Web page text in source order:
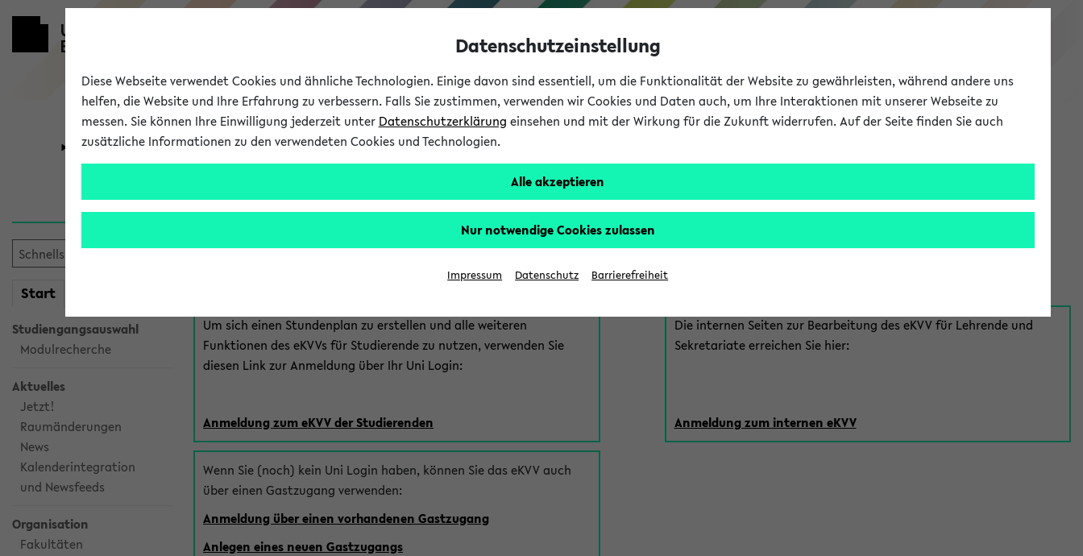
eKVV
Universität Forschung Studium
Start
Studiengangsauswahl
Modulrecherche
Aktuelles
Jetzt!
Raumänderungen
News
Kalenderintegration
und Newsfeeds
Organisation
Fakultäten
Anmeldung am eKVV
Es gibt mehrere Möglichkeiten zur Anmeldung am eKVV. Bitte wählen Sie die für Sie richtige aus:
Um sich einen Stundenplan zu erstellen und alle weiteren
Funktionen des eKVVs für Studierende zu nutzen, verwenden Sie
diesen Link zur Anmeldung über Ihr Uni Login:
Anmeldung zum eKVV der Studierenden
Wenn Sie (noch) kein Uni Login haben, können Sie das eKVV auch
über einen Gastzugang verwenden:
Anmeldung über einen vorhandenen Gastzugang
Anlegen eines neuen Gastzugangs
eKVV für Mitarbeiter*innen
Die internen Seiten zur Bearbeitung des eKVV für Lehrende und
Sekretariate erreichen Sie hier:
Anmeldung zum internen eKVV
Datenschutzeinstellung
Diese Webseite verwendet Cookies und ähnliche Technologien. Einige davon sind essentiell, um die Funktionalität der Website zu gewährleisten, während andere uns
helfen, die Website und Ihre Erfahrung zu verbessern. Falls Sie zustimmen, verwenden wir Cookies und Daten auch, um Ihre Interaktionen mit unserer Webseite zu
messen. Sie können Ihre Einwilligung jederzeit unter Datenschutzerklärung einsehen und mit der Wirkung für die Zukunft widerrufen. Auf der Seite finden Sie auch
zusätzliche Informationen zu den verwendeten Cookies und Technologien.
Alle akzeptieren
Nur notwendige Cookies zulassen
Impressum Datenschutz Barrierefreiheit